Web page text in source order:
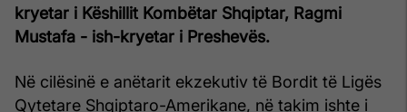
kryetar i Këshillit Kombëtar Shqiptar, Ragmi
Mustafa - ish-kryetar i Preshevës.
Në cilësinë e anëtarit ekzekutiv të Bordit të Ligës
Qytetare Shqiptaro-Amerikane, në takim ishte i